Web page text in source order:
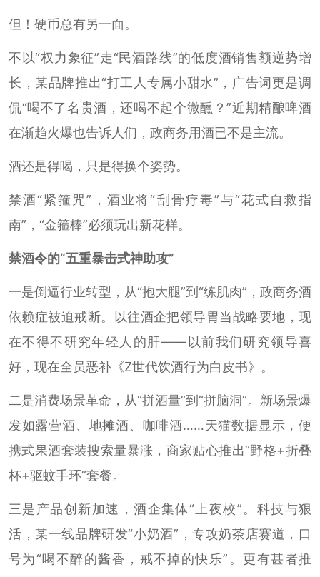
但！硬币总有另一面。
不以“权力象征”走“民酒路线”的低度酒销售额逆势增
长，某品牌推出“打工人专属小甜水”，广告词更是调
侃“喝不了名贵酒，还喝不起个微醺？”近期精酿啤酒
在渐趋火爆也告诉人们，政商务用酒已不是主流。
酒还是得喝，只是得换个姿势。
禁酒“紧箍咒”，酒业将“刮骨疗毒”与“花式自救指
南”，“金箍棒”必须玩出新花样。
禁酒令的“五重暴击式神助攻”
一是倒逼行业转型，从“抱大腿”到“练肌肉”，政商务酒
依赖症被迫戒断。以往酒企把领导胃当战略要地，现
在不得不研究年轻人的肝——以前我们研究领导喜
好，现在全员恶补《Z世代饮酒行为白皮书》。
二是消费场景革命，从“拼酒量”到“拼脑洞”。新场景爆
发如露营酒、地摊酒、咖啡酒……天猫数据显示，便
携式果酒套装搜索量暴涨，商家贴心推出“野格+折叠
杯+驱蚊手环”套餐。
三是产品创新加速，酒企集体“上夜校”。科技与狠
活，某一线品牌研发“小奶酒”，专攻奶茶店赛道，口
号为“喝不醉的酱香，戒不掉的快乐”。更有甚者推